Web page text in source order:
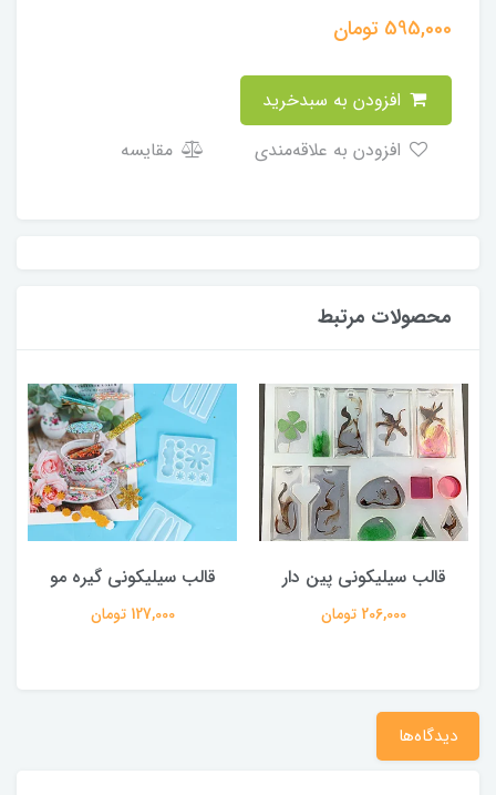
595,000 تومان
مقایسه
محصولات مرتبط
قالب سیلیکونی پین دار
206,000 تومان
قالب سیلیکونی گیره مو
127,000 تومان
دیدگاه‌ها